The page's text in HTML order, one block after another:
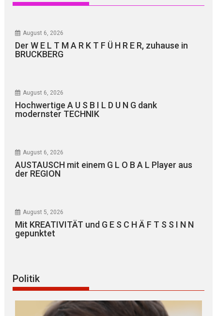
August 6, 2026
Der W E L T M A R K T F Ü H R E R, zuhause in
BRUCKBERG
August 6, 2026
Hochwertige A U S B I L D U N G dank
modernster TECHNIK
August 6, 2026
AUSTAUSCH mit einem G L O B A L Player aus
der REGION
August 5, 2026
Mit KREATIVITÄT und G E S C H Ä F T S S I N N
gepunktet
Politik